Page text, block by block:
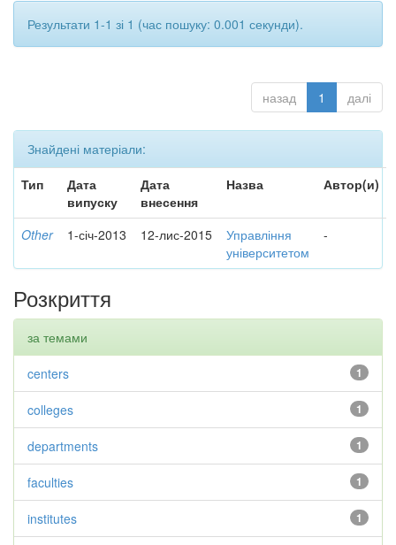
Результати 1-1 зі 1 (час пошуку: 0.001 секунди).
назад 1 далі
Знайдені матеріали:
Тип
Дата
випуску
Дата
внесення
Назва Автор(и)
Other 1-січ-2013 12-лис-2015
Управління
університетом
-
Розкриття
за темами
1
centers
1
colleges
1
departments
1
faculties
1
institutes